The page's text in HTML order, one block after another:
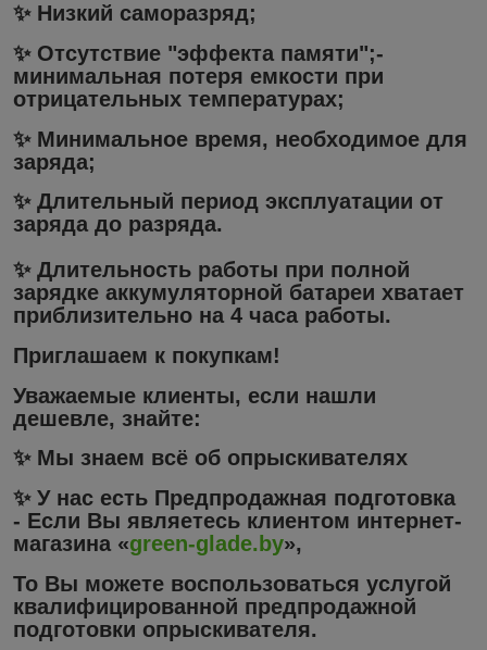
✨ Низкий саморазряд;
✨ Отсутствие "эффекта памяти";-
минимальная потеря емкости при
отрицательных температурах;
✨ Минимальное время, необходимое для
заряда;
✨ Длительный период эксплуатации от
заряда до разряда.
✨ Длительность работы при полной
зарядке аккумуляторной батареи хватает
приблизительно на 4 часа работы.
Приглашаем к покупкам!
Уважаемые клиенты, если нашли
дешевле, знайте:
✨ Мы знаем всё об опрыскивателях
✨ У нас есть Предпродажная подготовка
- Если Вы являетесь клиентом интернет-
магазина «green-glade.by»,
То Вы можете воспользоваться услугой
квалифицированной предпродажной
подготовки опрыскивателя.